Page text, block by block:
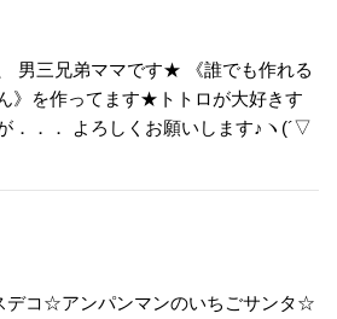
男三兄弟ママです★ 《誰でも作れる
》を作ってます★トトロが大好きす
．．． よろしくお願いします♪ヽ(´▽
デコ☆アンパンマンのいちごサンタ☆